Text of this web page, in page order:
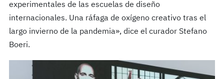
experimentales de las escuelas de diseño
internacionales. Una ráfaga de oxígeno creativo tras el
largo invierno de la pandemia», dice el curador Stefano
Boeri.